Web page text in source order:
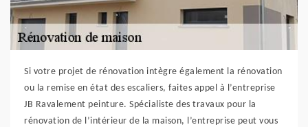
Si votre projet de rénovation intègre également la rénovation
ou la remise en état des escaliers, faites appel à l’entreprise
JB Ravalement peinture. Spécialiste des travaux pour la
rénovation de l’intérieur de la maison, l’entreprise peut vous